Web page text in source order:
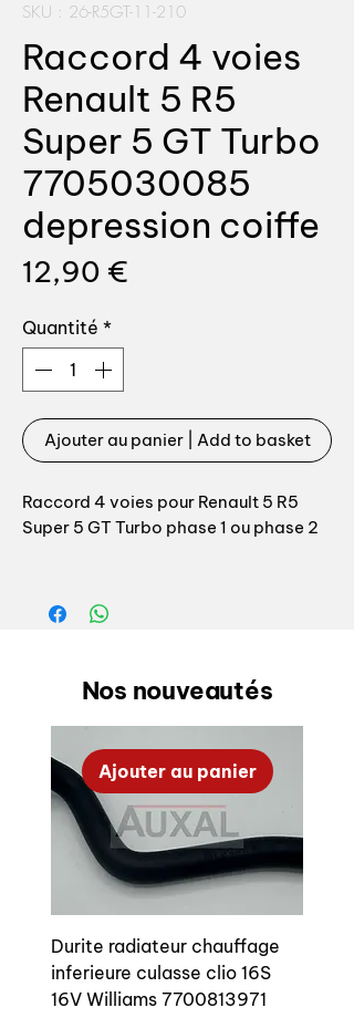
SKU : 26-R5GT-11-210
Raccord 4 voies
Renault 5 R5
Super 5 GT Turbo
7705030085
depression coiffe
12,90 €
Quantité *
Ajouter au panier | Add to basket
Raccord 4 voies pour Renault 5 R5
Super 5 GT Turbo phase 1 ou phase 2
et durite de régulateur d'essence /
pied de carburateur
Référence origine: 7705030085
Nos nouveautés
Ajouter au panier
Durite radiateur chauffage
inferieure culasse clio 16S
16V Williams 7700813971